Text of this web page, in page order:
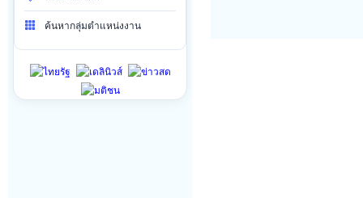
ค้นหากลุ่มตำแหน่งงาน